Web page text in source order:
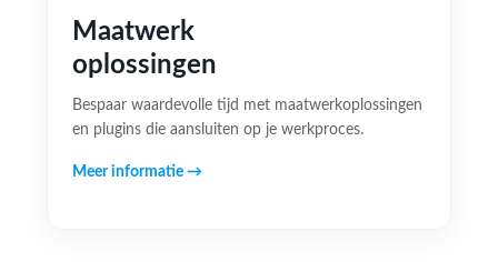
Maatwerk
oplossingen
Bespaar waardevolle tijd met maatwerkoplossingen
en plugins die aansluiten op je werkproces.
Meer informatie →